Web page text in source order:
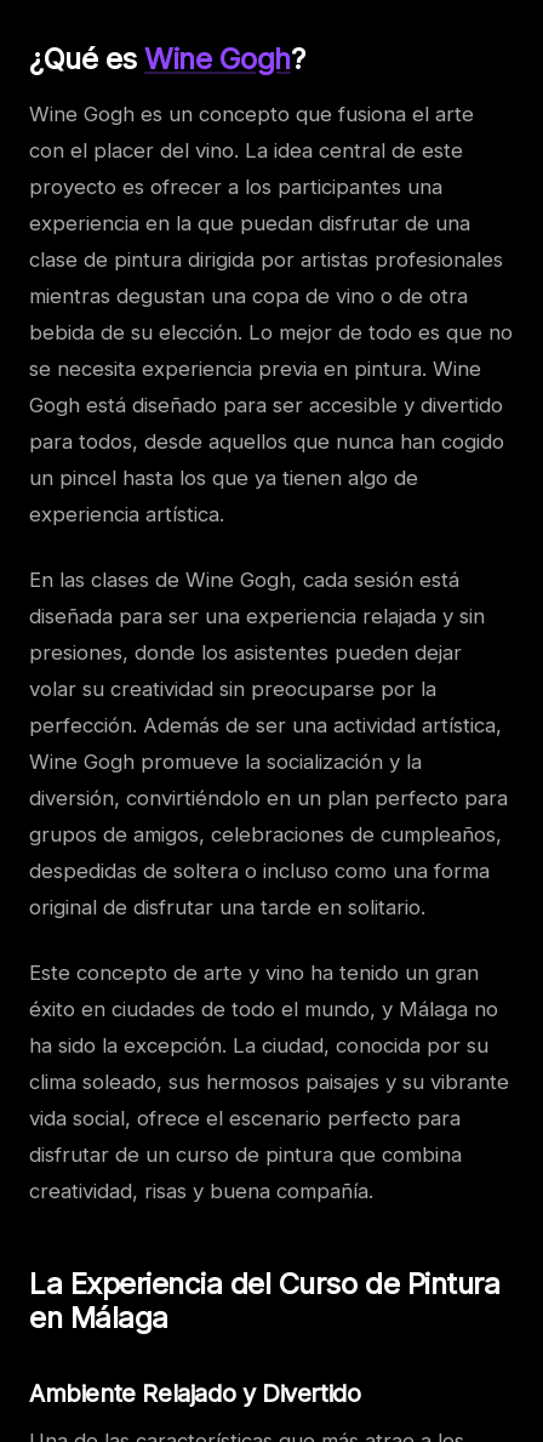
¿Qué esWine Gogh?
Wine Gogh es un concepto que fusiona el arte
con el placer del vino. La idea central de este
proyecto es ofrecer a los participantes una
experiencia en la que puedan disfrutar de una
clase de pintura dirigida por artistas profesionales
mientras degustan una copa de vino o de otra
bebida de su elección. Lo mejor de todo es que no
se necesita experiencia previa en pintura. Wine
Gogh está diseñado para ser accesible y divertido
para todos, desde aquellos que nunca han cogido
un pincel hasta los que ya tienen algo de
experiencia artística.
En las clases de Wine Gogh, cada sesión está
diseñada para ser una experiencia relajada y sin
presiones, donde los asistentes pueden dejar
volar su creatividad sin preocuparse por la
perfección. Además de ser una actividad artística,
Wine Gogh promueve la socialización y la
diversión, convirtiéndolo en un plan perfecto para
grupos de amigos, celebraciones de cumpleaños,
despedidas de soltera o incluso como una forma
original de disfrutar una tarde en solitario.
Este concepto de arte y vino ha tenido un gran
éxito en ciudades de todo el mundo, y Málaga no
ha sido la excepción. La ciudad, conocida por su
clima soleado, sus hermosos paisajes y su vibrante
vida social, ofrece el escenario perfecto para
disfrutar de un curso de pintura que combina
creatividad, risas y buena compañía.
La Experiencia del Curso de Pintura
en Málaga
Ambiente Relajado y Divertido